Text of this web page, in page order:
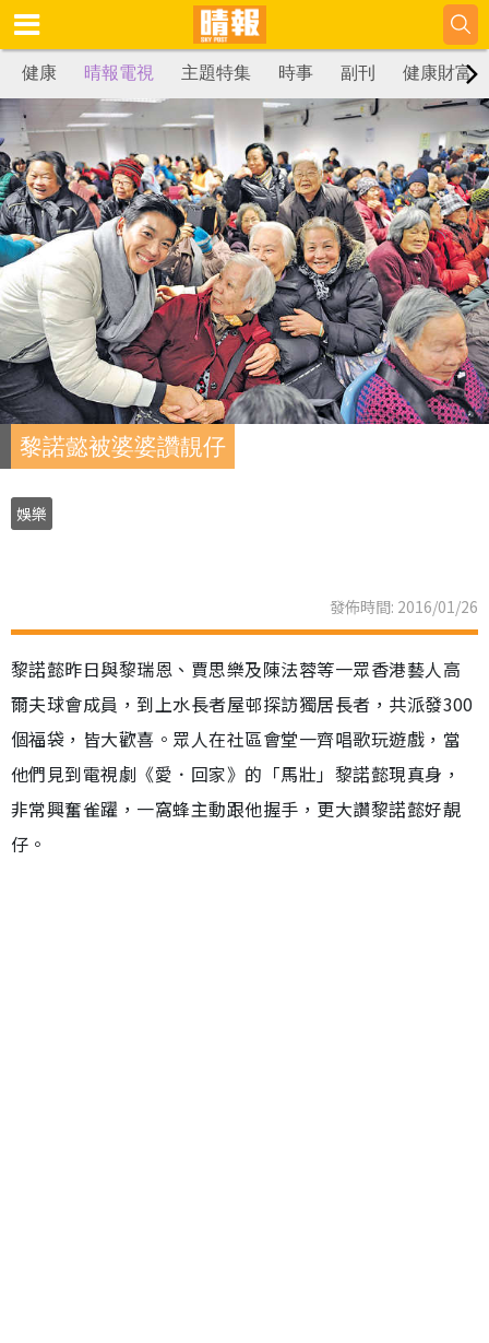
健康 晴報電視 主題特集 時事 副刊 健康財富
黎諾懿被婆婆讚靚仔
娛樂
發佈時間: 2016/01/26
黎諾懿昨日與黎瑞恩、賈思樂及陳法蓉等一眾香港藝人高
爾夫球會成員，到上水長者屋邨探訪獨居長者，共派發300
個福袋，皆大歡喜。眾人在社區會堂一齊唱歌玩遊戲，當
他們見到電視劇《愛．回家》的「馬壯」黎諾懿現真身，
非常興奮雀躍，一窩蜂主動跟他握手，更大讚黎諾懿好靚
仔。